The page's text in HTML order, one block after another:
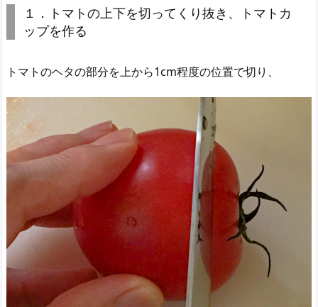
１．トマトの上下を切ってくり抜き、トマトカ
ップを作る
トマトのヘタの部分を上から1cm程度の位置で切り、